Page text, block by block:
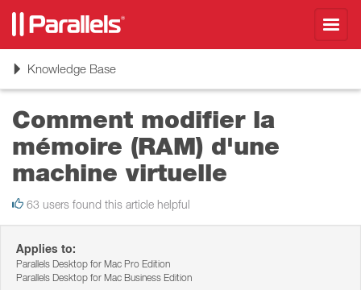
ToggleKnowledge Base
Comment modifier la
mémoire (RAM) d'une
machine virtuelle
63 users found this article helpful
Applies to:
Parallels Desktop for Mac Pro Edition
Parallels Desktop for Mac Business Edition